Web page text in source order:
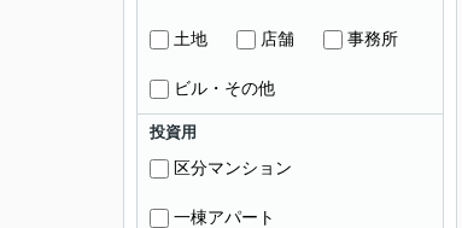
土地 店舗 事務所
ビル・その他
投資用
区分マンション
一棟アパート